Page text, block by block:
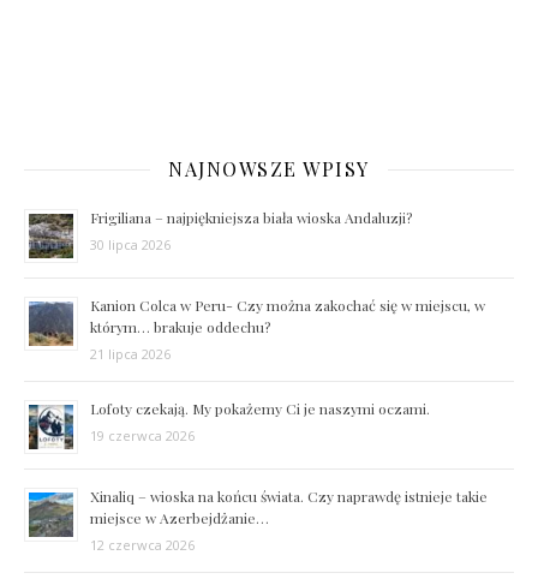
NAJNOWSZE WPISY
Frigiliana – najpiękniejsza biała wioska Andaluzji?
30 lipca 2026
Kanion Colca w Peru- Czy można zakochać się w miejscu, w
którym… brakuje oddechu?
21 lipca 2026
Lofoty czekają. My pokażemy Ci je naszymi oczami.
19 czerwca 2026
Xinaliq – wioska na końcu świata. Czy naprawdę istnieje takie
miejsce w Azerbejdżanie…
12 czerwca 2026